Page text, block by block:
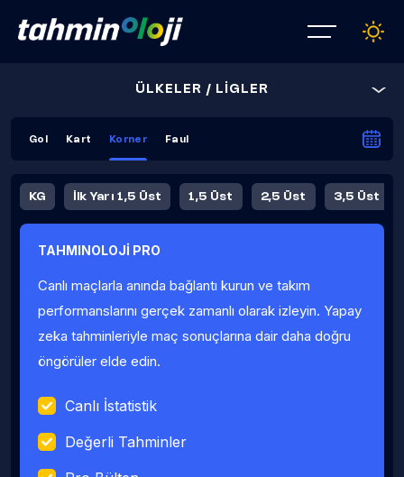
ÜLKELER / LİGLER
Gol Kart Korner Faul
KG İlk Yarı 1,5 Üst 1,5 Üst 2,5 Üst 3,5 Üst
Fauller Ortalama
TAHMINOLOJİ PRO
Canlı maçlarla anında bağlantı kurun ve takım
performanslarını gerçek zamanlı olarak izleyin. Yapay
zeka tahminleriyle maç sonuçlarına dair daha doğru
öngörüler elde edin.
Canlı İstatistik
Değerli Tahminler